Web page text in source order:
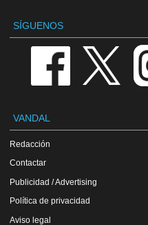
SÍGUENOS
VANDAL
Redacción
Contactar
Publicidad / Advertising
Política de privacidad
Aviso legal